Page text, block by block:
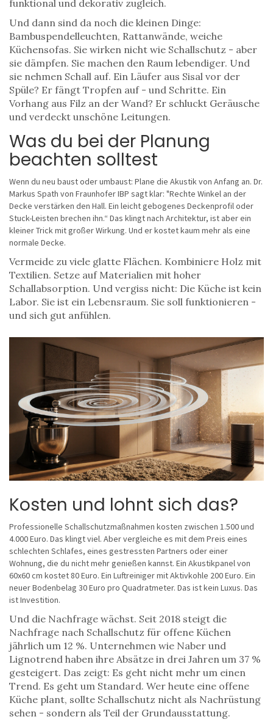
funktional und dekorativ zugleich.
Und dann sind da noch die kleinen Dinge:
Bambuspendelleuchten, Rattanwände, weiche
Küchensofas. Sie wirken nicht wie Schallschutz - aber
sie dämpfen. Sie machen den Raum lebendiger. Und
sie nehmen Schall auf. Ein Läufer aus Sisal vor der
Spüle? Er fängt Tropfen auf - und Schritte. Ein
Vorhang aus Filz an der Wand? Er schluckt Geräusche
und verdeckt unschöne Leitungen.
Was du bei der Planung
beachten solltest
Wenn du neu baust oder umbaust: Plane die Akustik von Anfang an. Dr.
Markus Spath von Fraunhofer IBP sagt klar: "Rechte Winkel an der
Decke verstärken den Hall. Ein leicht gebogenes Deckenprofil oder
Stuck-Leisten brechen ihn.“ Das klingt nach Architektur, ist aber ein
kleiner Trick mit großer Wirkung. Und er kostet kaum mehr als eine
normale Decke.
Vermeide zu viele glatte Flächen. Kombiniere Holz mit
Textilien. Setze auf Materialien mit hoher
Schallabsorption. Und vergiss nicht: Die Küche ist kein
Labor. Sie ist ein Lebensraum. Sie soll funktionieren -
und sich gut anfühlen.
Kosten und lohnt sich das?
Professionelle Schallschutzmaßnahmen kosten zwischen 1.500 und
4.000 Euro. Das klingt viel. Aber vergleiche es mit dem Preis eines
schlechten Schlafes, eines gestressten Partners oder einer
Wohnung, die du nicht mehr genießen kannst. Ein Akustikpanel von
60x60 cm kostet 80 Euro. Ein Luftreiniger mit Aktivkohle 200 Euro. Ein
neuer Bodenbelag 30 Euro pro Quadratmeter. Das ist kein Luxus. Das
ist Investition.
Und die Nachfrage wächst. Seit 2018 steigt die
Nachfrage nach Schallschutz für offene Küchen
jährlich um 12 %. Unternehmen wie Naber und
Lignotrend haben ihre Absätze in drei Jahren um 37 %
gesteigert. Das zeigt: Es geht nicht mehr um einen
Trend. Es geht um Standard. Wer heute eine offene
Küche plant, sollte Schallschutz nicht als Nachrüstung
sehen - sondern als Teil der Grundausstattung.